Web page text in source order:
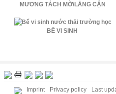
MƯƠNG TÁCH MỠ/LẮNG CẶN
BỂ VI SINH
Imprint Privacy policy Last